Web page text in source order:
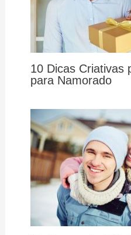
10 Dicas Criativas
para Namorado